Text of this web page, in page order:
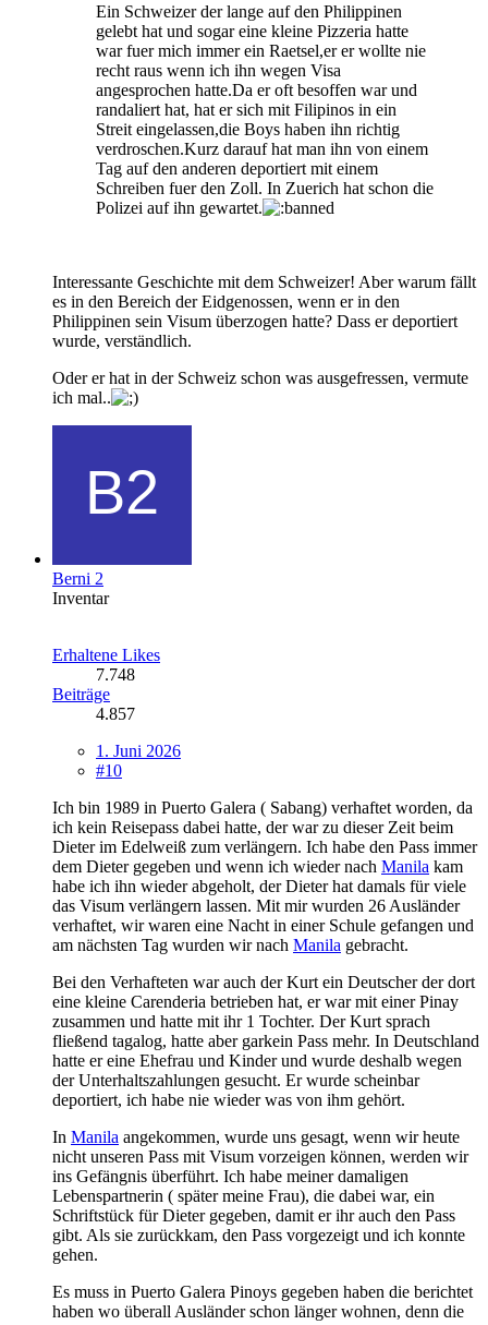
Ein Schweizer der lange auf den Philippinen
gelebt hat und sogar eine kleine Pizzeria hatte
war fuer mich immer ein Raetsel,er er wollte nie
recht raus wenn ich ihn wegen Visa
angesprochen hatte.Da er oft besoffen war und
randaliert hat, hat er sich mit Filipinos in ein
Streit eingelassen,die Boys haben ihn richtig
verdroschen.Kurz darauf hat man ihn von einem
Tag auf den anderen deportiert mit einem
Schreiben fuer den Zoll. In Zuerich hat schon die
Polizei auf ihn gewartet.
Interessante Geschichte mit dem Schweizer! Aber warum fällt
es in den Bereich der Eidgenossen, wenn er in den
Philippinen sein Visum überzogen hatte? Dass er deportiert
wurde, verständlich.
Oder er hat in der Schweiz schon was ausgefressen, vermute
ich mal..
Berni 2
Inventar
Erhaltene Likes
7.748
Beiträge
4.857
1. Juni 2026
#10
Ich bin 1989 in Puerto Galera ( Sabang) verhaftet worden, da
ich kein Reisepass dabei hatte, der war zu dieser Zeit beim
Dieter im Edelweiß zum verlängern. Ich habe den Pass immer
dem Dieter gegeben und wenn ich wieder nach Manila kam
habe ich ihn wieder abgeholt, der Dieter hat damals für viele
das Visum verlängern lassen. Mit mir wurden 26 Ausländer
verhaftet, wir waren eine Nacht in einer Schule gefangen und
am nächsten Tag wurden wir nach Manila gebracht.
Bei den Verhafteten war auch der Kurt ein Deutscher der dort
eine kleine Carenderia betrieben hat, er war mit einer Pinay
zusammen und hatte mit ihr 1 Tochter. Der Kurt sprach
fließend tagalog, hatte aber garkein Pass mehr. In Deutschland
hatte er eine Ehefrau und Kinder und wurde deshalb wegen
der Unterhaltszahlungen gesucht. Er wurde scheinbar
deportiert, ich habe nie wieder was von ihm gehört.
In Manila angekommen, wurde uns gesagt, wenn wir heute
nicht unseren Pass mit Visum vorzeigen können, werden wir
ins Gefängnis überführt. Ich habe meiner damaligen
Lebenspartnerin ( später meine Frau), die dabei war, ein
Schriftstück für Dieter gegeben, damit er ihr auch den Pass
gibt. Als sie zurückkam, den Pass vorgezeigt und ich konnte
gehen.
Es muss in Puerto Galera Pinoys gegeben haben die berichtet
haben wo überall Ausländer schon länger wohnen, denn die